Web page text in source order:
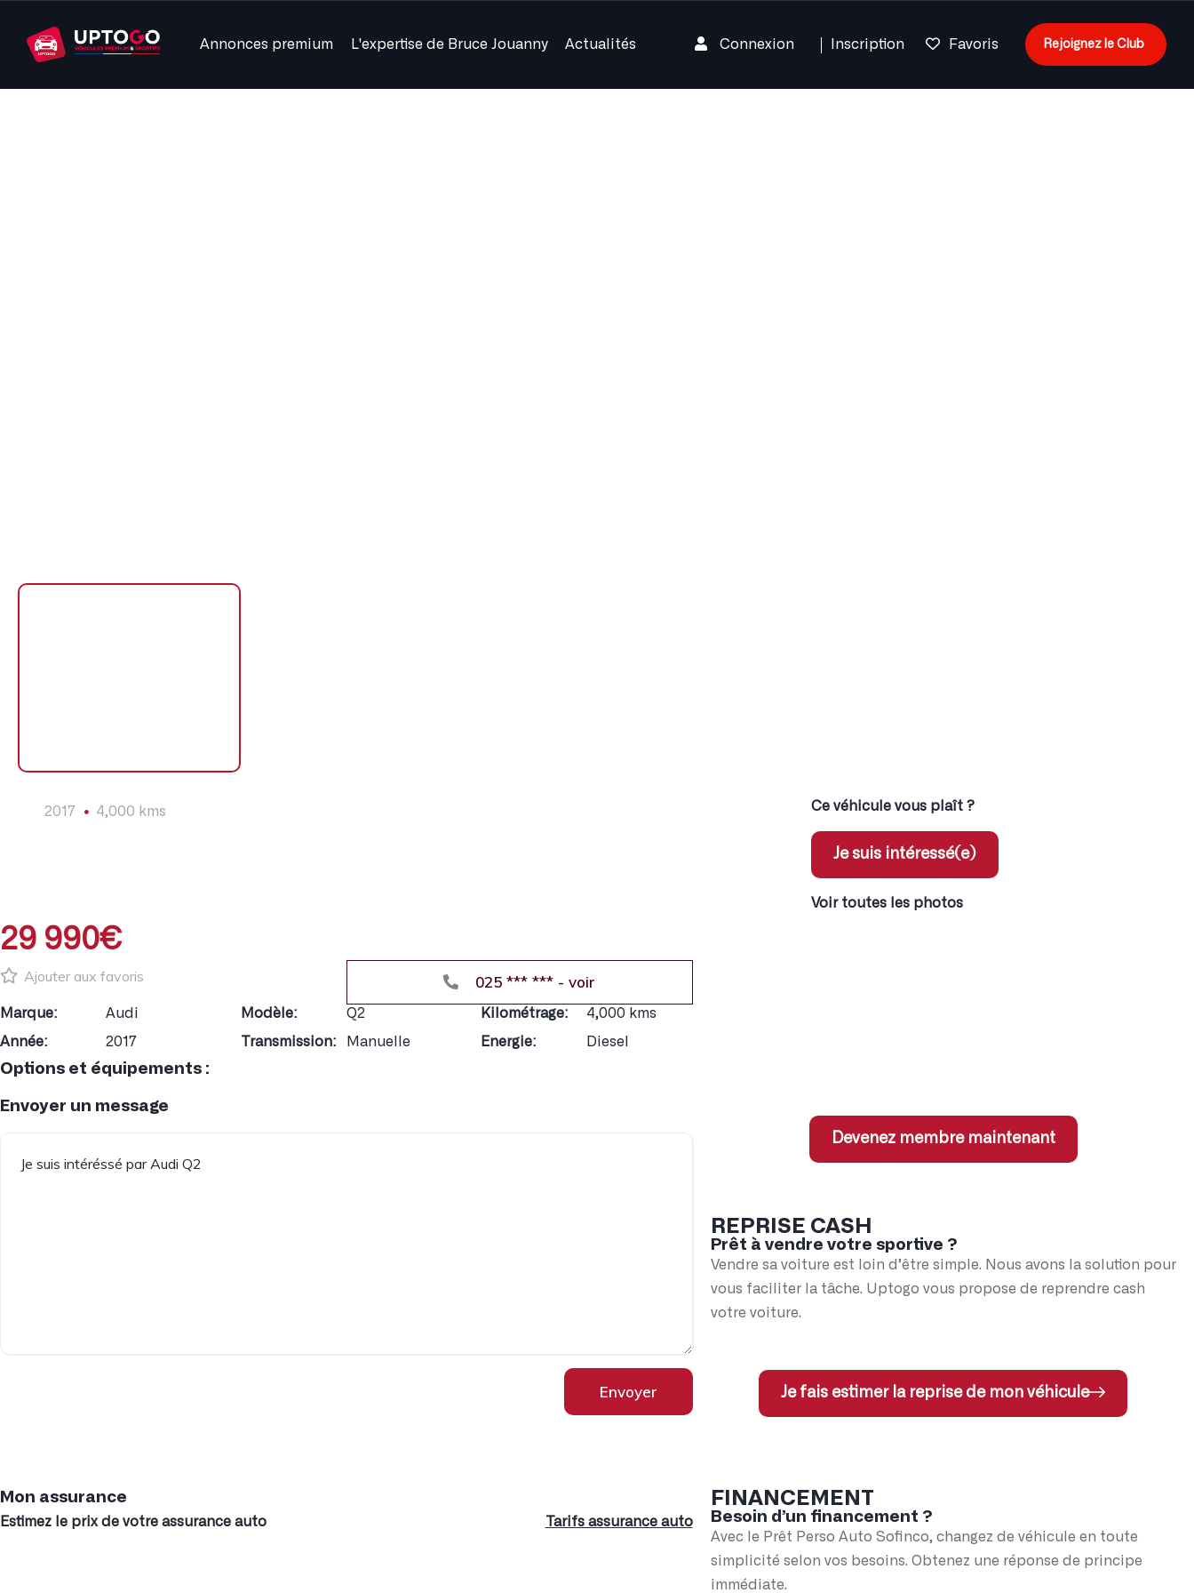
Annonces premium L'expertise de Bruce Jouanny Actualités Connexion Inscription Favoris Rejoignez le Club
2017 4,000 kms Ce véhicule vous plaît ?
Je suis intéressé(e)
Voir toutes les photos
29 990€
Ajouter aux favoris 025 *** *** - voir
Marque: Audi Modèle: Q2 Kilométrage:
4,000 kms
Année:
2017 Transmission: Manuelle Energie: Diesel
Options et équipements :
Envoyer un message
Envoyer
Mon assurance
Estimez le prix de votre assurance auto Tarifs assurance auto
Devenez membre maintenant
REPRISE CASH
Prêt à vendre votre sportive ?
Vendre sa voiture est loin d’être simple. Nous avons la solution pour
vous faciliter la tâche. Uptogo vous propose de reprendre cash
votre voiture.
Je fais estimer la reprise de mon véhicule
FINANCEMENT
Besoin d’un financement ?
Avec le Prêt Perso Auto Sofinco, changez de véhicule en toute
simplicité selon vos besoins. Obtenez une réponse de principe
immédiate.